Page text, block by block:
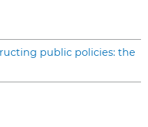
public policies: the